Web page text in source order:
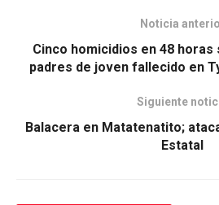
Noticia
Cinco homicidios en 48 horas
padres de joven fallecido en
Siguiente
Balacera en Matatenatito;
Estatal